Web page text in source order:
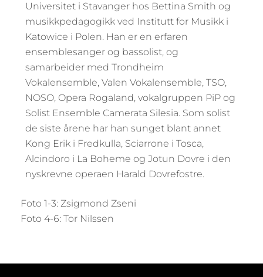
Universitet i Stavanger hos Bettina Smith og
musikkpedagogikk ved Institutt for Musikk i
Katowice i Polen. Han er en erfaren
ensemblesanger og bassolist, og
samarbeider med Trondheim
Vokalensemble, Valen Vokalensemble, TSO,
NOSO, Opera Rogaland, vokalgruppen PiP og
Solist Ensemble Camerata Silesia. Som solist
de siste årene har han sunget blant annet
Kong Erik i Fredkulla, Sciarrone i Tosca,
Alcindoro i La Boheme og Jotun Dovre i den
nyskrevne operaen Harald Dovrefostre.
Foto 1-3: Zsigmond Zseni
Foto 4-6: Tor Nilssen